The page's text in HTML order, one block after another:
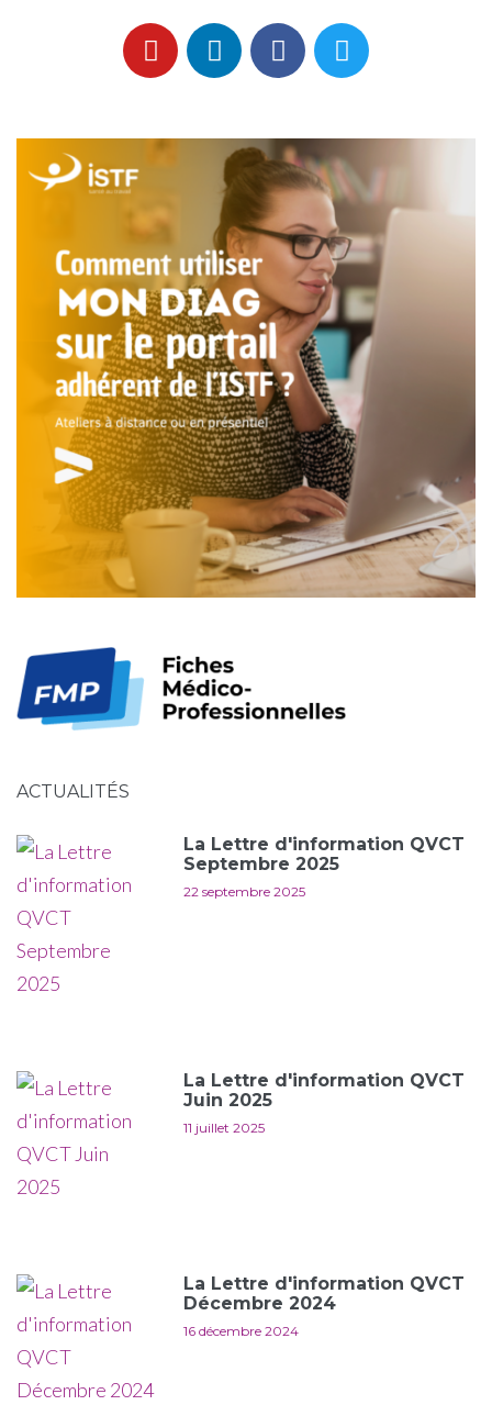
ACTUALITÉS
La Lettre d'information QVCT
Septembre 2025
22 septembre 2025
La Lettre d'information QVCT
Juin 2025
11 juillet 2025
La Lettre d'information QVCT
Décembre 2024
16 décembre 2024